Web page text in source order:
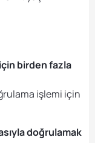
birden fazla
işlemi için
doğrulamak